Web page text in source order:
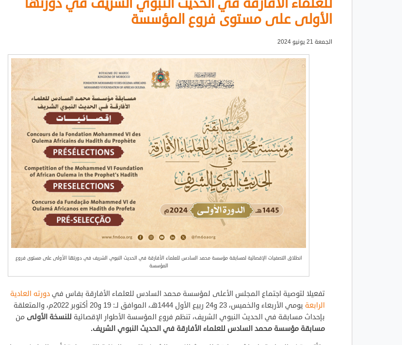
الأولى على مستوى فروع المؤسسة
الجمعة 21 يونيو 2024
انطلاق التصفيات الإقصائية لمسابقة مؤسسة محمد السادس للعلماء الأفارقة في الحديث النبوي الشريف في دورتها الأولى على مستوى فروع
المؤسسة
تفعيلا لتوصية اجتماع المجلس الأعلى لمؤسسة محمد السادس للعلماء الأفارقة بفاس فيدورته العادية
الرابعة
يومي الأربعاء والخميس، 23 و24 ربيع الأول 1444هـ، الموافق لـ: 19 و20 أكتوبر 2022م، والمتعلقة
بإحداث مسابقة في الحديث النبوي الشريف، تنظم فروع المؤسسة الأطوار الإقصائية للنسخة الأولى من
مسابقة مؤسسة محمد السادس للعلماء الأفارقة في الحديث النبوي الشريف.